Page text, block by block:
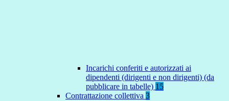
Incarichi conferiti e autorizzati ai
dipendenti (dirigenti e non dirigenti) (da
pubblicare in tabelle) 15
Contrattazione collettiva 3